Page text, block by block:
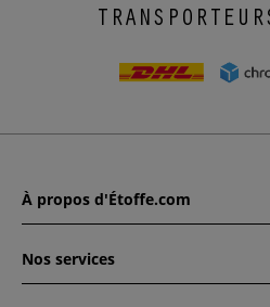
À propos d'Étoffe.com
Nos services